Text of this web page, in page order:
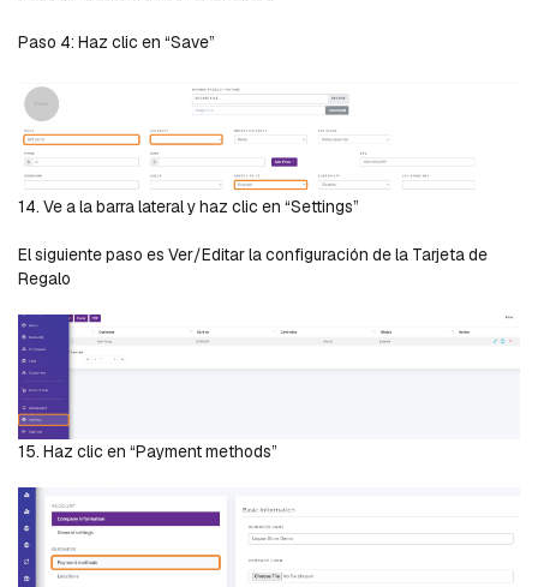
Paso 4: Haz clic en “Save”
14. Ve a la barra lateral y haz clic en “Settings”
El siguiente paso es Ver/Editar la configuración de la Tarjeta de
Regalo
15. Haz clic en “Payment methods”